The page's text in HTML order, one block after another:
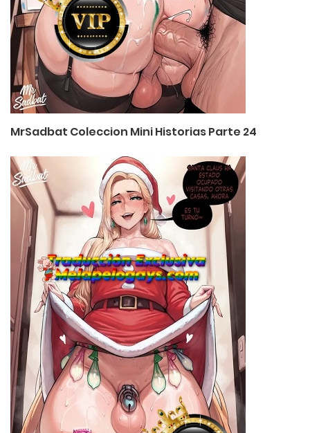
MrSadbat Coleccion Mini Historias Parte 24